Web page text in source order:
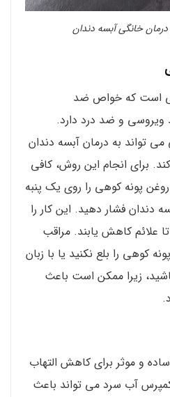
خانگی آبسه دندان
است که خواص ضد
ویروسی و ضد درد دارد.
تواند به درمان آبسه دندان
برای انجام این روش، کافی
پونه کوهی را روی یک پنبه
دندان فشار دهید. این کار را
علائم کاهش یابند. مراقب
کوهی را بلع نکنید یا با زبان
زیرا ممکن است باعث
و موثر برای کاهش التهاب
آب سرد می تواند باعث